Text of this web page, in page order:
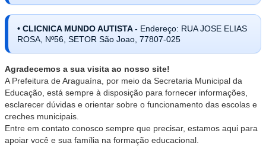
• CLICNICA MUNDO AUTISTA - Endereço: RUA JOSE ELIAS
ROSA, Nº56, SETOR São Joao, 77807-025
Agradecemos a sua visita ao nosso site!
A Prefeitura de Araguaína, por meio da Secretaria Municipal da
Educação, está sempre à disposição para fornecer informações,
esclarecer dúvidas e orientar sobre o funcionamento das escolas e
creches municipais.
Entre em contato conosco sempre que precisar, estamos aqui para
apoiar você e sua família na formação educacional.